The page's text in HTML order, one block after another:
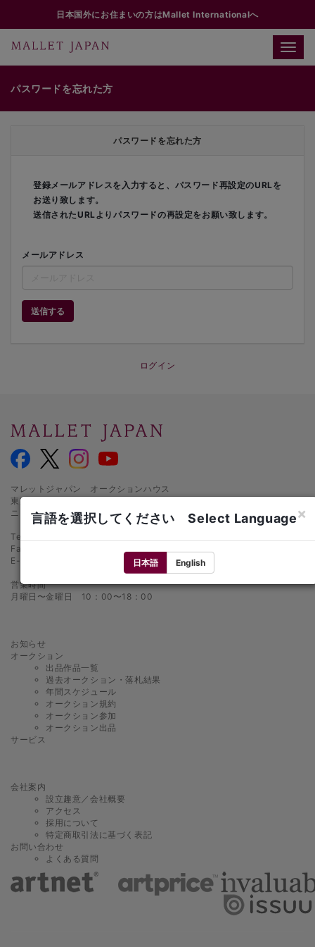
日本国外にお住まいの方はMallet Internationalへ
Toggle
パスワードを忘れた方
パスワードを忘れた方
登録メールアドレスを入力すると、パスワード再設定のURLを
お送り致します。
送信されたURLよりパスワードの再設定をお願い致します。
メールアドレス
送信する
ログイン
マレットジャパン オークションハウス
東京都千代田区麹町1-3-1
ニッセイ半蔵門ビル1階
Tel.: 03-5216-2480
Fax: 03-5216-2481
E-mail:
営業時間
月曜日〜金曜日 10：00〜18：00
お知らせ
オークション
出品作品一覧
過去オークション・落札結果
年間スケジュール
オークション規約
オークション参加
オークション出品
サービス
会社案内
設立趣意／会社概要
アクセス
採用について
特定商取引法に基づく表記
お問い合わせ
よくある質問
言語を選択してください Select Language×
日本語 English